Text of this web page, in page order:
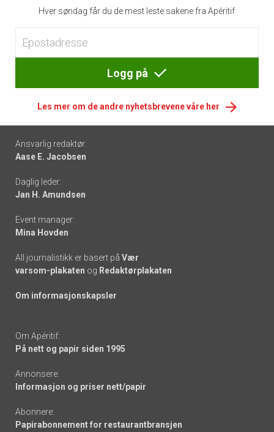
Hver søndag får du de mest leste sakene fra Apéritif
Logg på
Les mer om de andre nyhetsbrevene våre her
Footer
-
links
Ansvarlig redaktør:
Aase E. Jacobsen
Daglig leder:
Jan H. Amundsen
Event manager:
Mina Hovden
All journalistikk er basert på Vær
varsom-plakaten og Redaktørplakaten
Om informasjonskapsler
Om Apéritif:
På nett og papir siden 1995
Annonsere:
Informasjon og priser nett/papir
Abonnere:
Papirabonnement for restaurantbransjen